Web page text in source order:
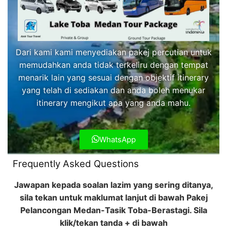
Dari kami kami menyediakan pakej percutian untuk
memudahkan anda tidak terkeliru dengan tempat
menarik lain yang sesuai dengan objektif itinerary
yang telah di sediakan dan anda boleh menukar
itinerary mengikut apa yang anda mahu.
WhatsApp
Frequently Asked Questions
Jawapan kepada soalan lazim yang sering ditanya,
sila tekan untuk maklumat lanjut di bawah Pakej
Pelancongan Medan-Tasik Toba-Berastagi. Sila
klik/tekan tanda + di bawah